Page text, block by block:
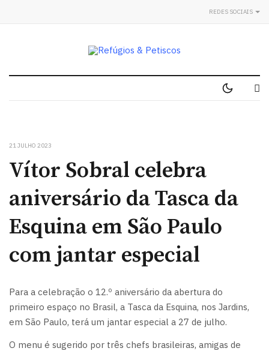
REDES SOCIAIS
21 JULHO 2023
Vítor Sobral celebra
aniversário da Tasca da
Esquina em São Paulo
com jantar especial
Para a celebração o 12.º aniversário da abertura do
primeiro espaço no Brasil, a Tasca da Esquina, nos Jardins,
em São Paulo, terá um jantar especial a 27 de julho.
O menu é sugerido por três chefs brasileiras, amigas de